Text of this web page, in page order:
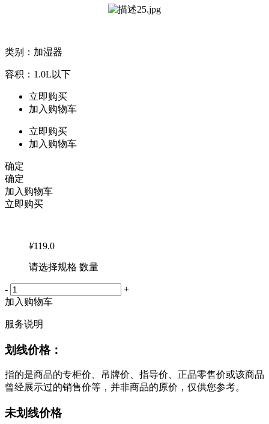
类别：加湿器
容积：1.0L以下
立即购买
加入购物车
立即购买
加入购物车
确定
确定
加入购物车
立即购买
¥119.0
请选择规格 数量
-
+
加入购物车
服务说明
划线价格：
指的是商品的专柜价、吊牌价、指导价、正品零售价或该商品
曾经展示过的销售价等，并非商品的原价，仅供您参考。
未划线价格